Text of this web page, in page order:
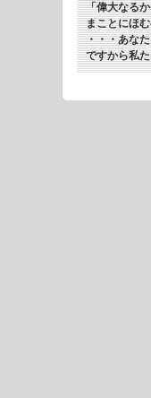
「偉大なる
まことにほ
・・・あな
ですから私